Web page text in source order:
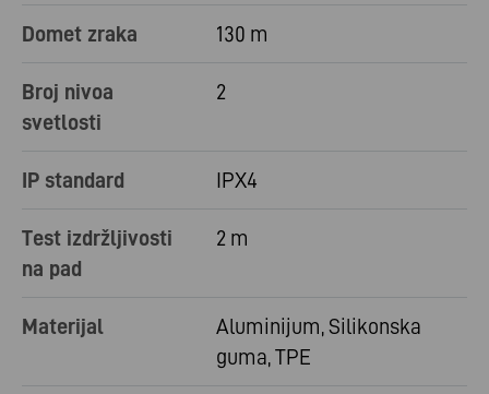
Domet zraka 130 m
Broj nivoa
svetlosti
2
IP standard IPX4
Test izdržljivosti
na pad
2 m
Materijal
Aluminijum, Silikonska
guma, TPE